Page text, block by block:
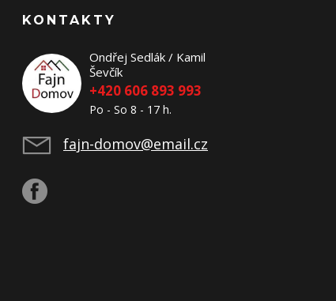
KONTAKTY
Ondřej Sedlák / Kamil
Ševčík
+420 606 893 993
Po - So 8 - 17 h.
fajn-domov@email.cz